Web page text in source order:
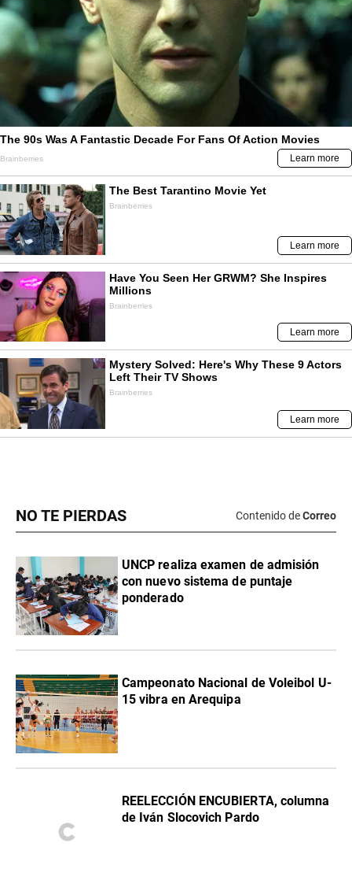
NO TE PIERDAS Contenido deCorreo
UNCP realiza examen de admisión
con nuevo sistema de puntaje
ponderado
Campeonato Nacional de Voleibol U-
15 vibra en Arequipa
REELECCIÓN ENCUBIERTA, columna
de Iván Slocovich Pardo